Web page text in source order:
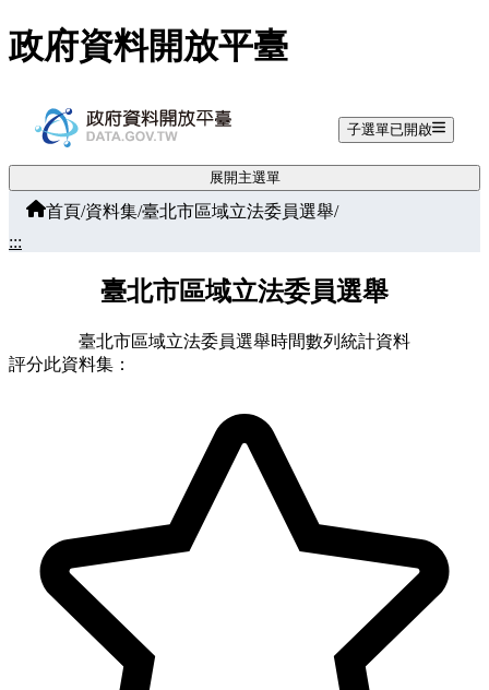
跳至主要內容
政府資料開放平臺
子選單已開啟
展開主選單
首頁/資料集/臺北市區域立法委員選舉/
:::
臺北市區域立法委員選舉
臺北市區域立法委員選舉時間數列統計資料
評分此資料集：